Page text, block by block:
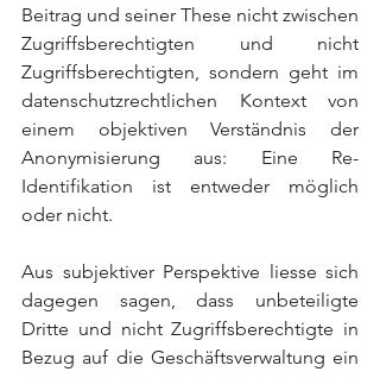
Beitrag und seiner These nicht zwischen
Zugriffsberechtigten und nicht
Zugriffsberechtigten, sondern geht im
datenschutzrechtlichen Kontext von
einem objektiven Verständnis der
Anonymisierung aus: Eine Re-
Identifikation ist entweder möglich
oder nicht.
Aus subjektiver Perspektive liesse sich
dagegen sagen, dass unbeteiligte
Dritte und nicht Zugriffsberechtigte in
Bezug auf die Geschäftsverwaltung ein